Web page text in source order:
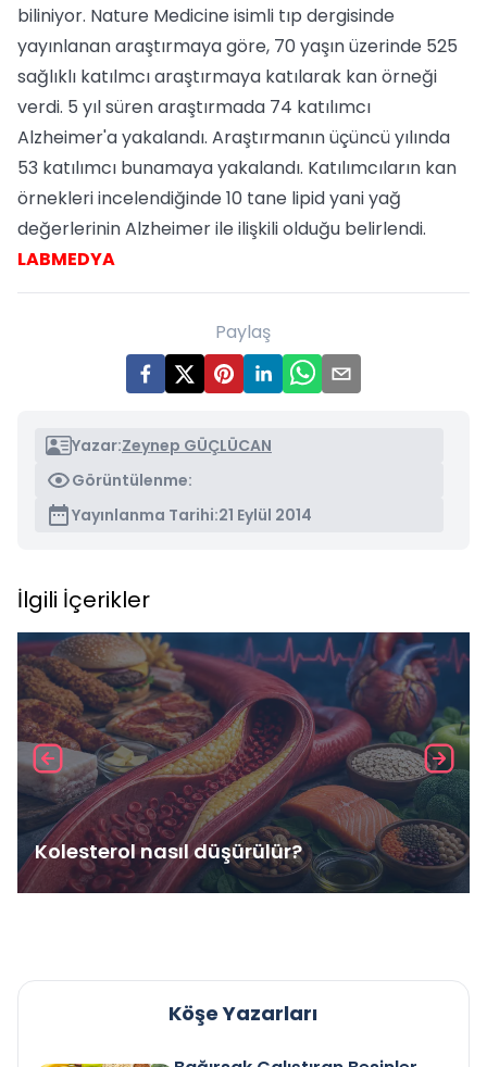
biliniyor. Nature Medicine isimli tıp dergisinde
yayınlanan araştırmaya göre, 70 yaşın üzerinde 525
sağlıklı katılmcı araştırmaya katılarak kan örneği
verdi. 5 yıl süren araştırmada 74 katılımcı
Alzheimer'a yakalandı. Araştırmanın üçüncü yılında
53 katılımcı bunamaya yakalandı. Katılımcıların kan
örnekleri incelendiğinde 10 tane lipid yani yağ
değerlerinin Alzheimer ile ilişkili olduğu belirlendi.
LABMEDYA
Paylaş
Yazar:Zeynep GÜÇLÜCAN
Görüntülenme:
Yayınlanma Tarihi:21 Eylül 2014
İlgili İçerikler
Kolesterol nasıl düşürülür?
Köşe Yazarları